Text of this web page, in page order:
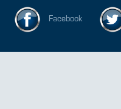
Facebook